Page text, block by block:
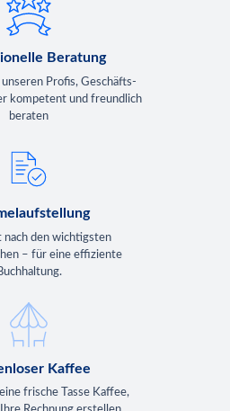
Beratung
Profis, Geschäfts-
kompetent und freundlich
beraten
nach den wichtigsten
– für eine effiziente
Kaffee
frische Tasse Kaffee,